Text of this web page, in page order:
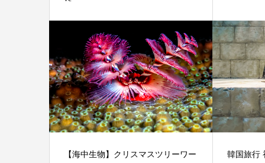
【海中生物】クリスマスツリーワー
韓国旅行